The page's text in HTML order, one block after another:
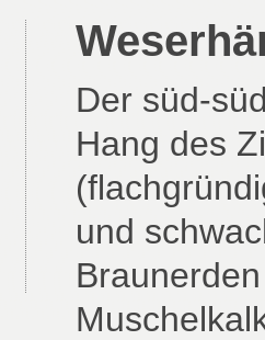
Der süd-
Hang des
und